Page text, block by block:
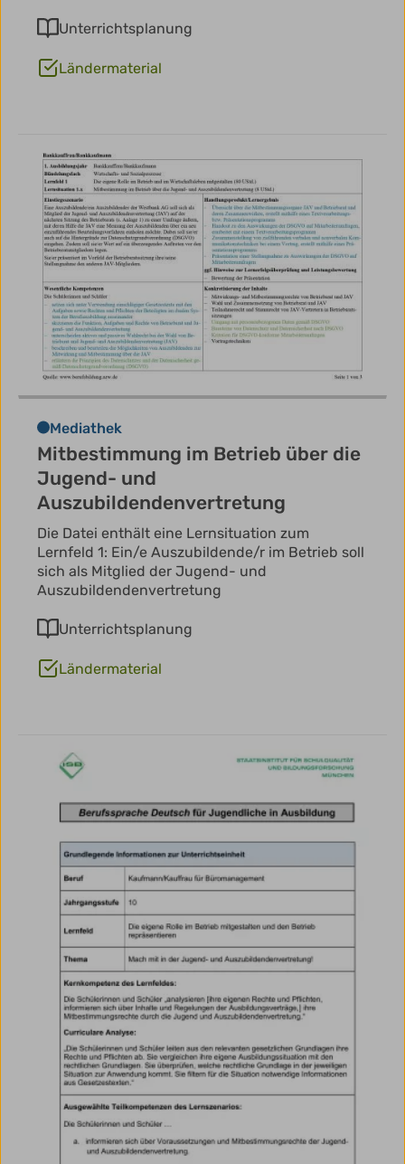
Unterrichtsplanung
Ländermaterial
Mediathek
Mitbestimmung im Betrieb über die
Jugend- und
Auszubildendenvertretung
Die Datei enthält eine Lernsituation zum
Lernfeld 1: Ein/e Auszubildende/r im Betrieb soll
sich als Mitglied der Jugend- und
Auszubildendenvertretung
Unterrichtsplanung
Ländermaterial